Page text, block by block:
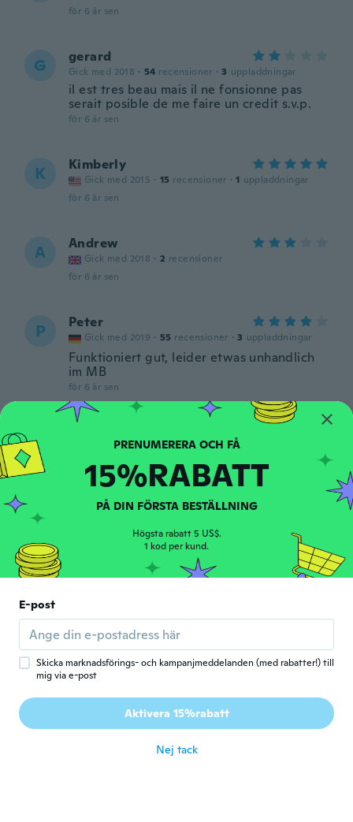
för 6 år sen
G gerard
Gick med 2018 · 54 recensioner · 3 uppladdningar
il est tres beau mais il ne fonsionne pas
serait posible de me faire un credit s.v.p.
för 6 år sen
K Kimberly
Gick med 2015 · 15 recensioner · 1 uppladdningar
för 6 år sen
A Andrew
Gick med 2018 · 2 recensioner
för 6 år sen
P Peter
Gick med 2019 · 55 recensioner · 3 uppladdningar
Funktioniert gut, leider etwas unhandlich
im MB
för 6 år sen
S Gick med 2014 · 6 recensioner
för 6 år sen
S Sandra
·
Perfecto y como lo ilustrado.
A Gick med 2017 · 3 recensioner
Muy bueno funciona al 100 lo recomiendo
Adel
Gick med 2018 · 1 recensioner
PRENUMERERA OCH FÅ
15%RABATT
PÅ DIN FÖRSTA BESTÄLLNING
Högsta rabatt 5 US$.
1 kod per kund.
E-post
Skicka marknadsförings- och kampanjmeddelanden (med rabatter!) till
mig via e-post
Aktivera 15%rabatt
Nej tack